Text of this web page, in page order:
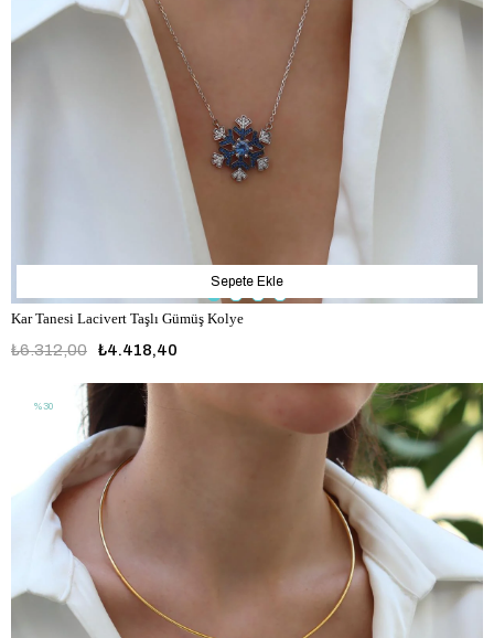
Kar Tanesi Lacivert Taşlı Gümüş Kolye
₺4.418,40
₺6.312,00
Sepete Ekle
%30